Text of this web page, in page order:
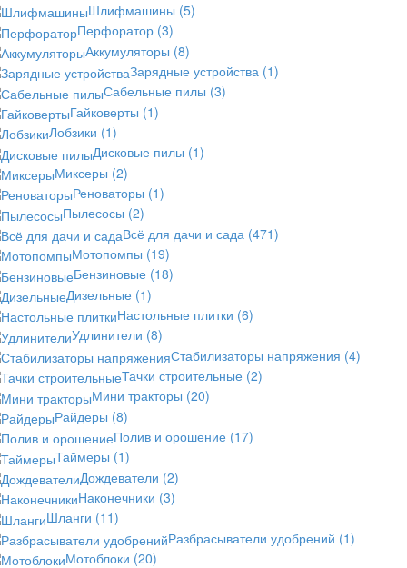
Шлифмашины (5)
Перфоратор (3)
Аккумуляторы (8)
Зарядные устройства (1)
Сабельные пилы (3)
Гайковерты (1)
Лобзики (1)
Дисковые пилы (1)
Миксеры (2)
Реноваторы (1)
Пылесосы (2)
Всё для дачи и сада (471)
Мотопомпы (19)
Бензиновые (18)
Дизельные (1)
Настольные плитки (6)
Удлинители (8)
Стабилизаторы напряжения (4)
Тачки строительные (2)
Мини тракторы (20)
Райдеры (8)
Полив и орошение (17)
Таймеры (1)
Дождеватели (2)
Наконечники (3)
Шланги (11)
Разбрасыватели удобрений (1)
Мотоблоки (20)